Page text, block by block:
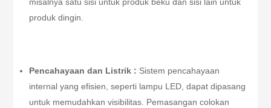
produk dingin.
Pencahayaan dan Listrik : Sistem pencahayaan
internal yang efisien, seperti lampu LED, dapat dipasang
untuk memudahkan visibilitas. Pemasangan colokan